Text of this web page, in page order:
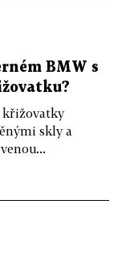
BMW s
křižovatky
skly a